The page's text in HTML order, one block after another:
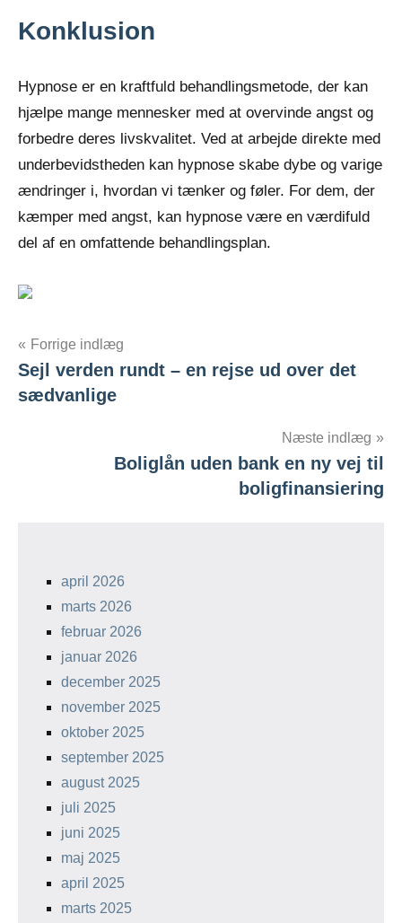
Konklusion
Hypnose er en kraftfuld behandlingsmetode, der kan
hjælpe mange mennesker med at overvinde angst og
forbedre deres livskvalitet. Ved at arbejde direkte med
underbevidstheden kan hypnose skabe dybe og varige
ændringer i, hvordan vi tænker og føler. For dem, der
kæmper med angst, kan hypnose være en værdifuld
del af en omfattende behandlingsplan.
Indlægsnavigation
Forrige indlæg
Sejl verden rundt – en rejse ud over det
sædvanlige
Næste indlæg
Boliglån uden bank en ny vej til
boligfinansiering
april 2026
marts 2026
februar 2026
januar 2026
december 2025
november 2025
oktober 2025
september 2025
august 2025
juli 2025
juni 2025
maj 2025
april 2025
marts 2025